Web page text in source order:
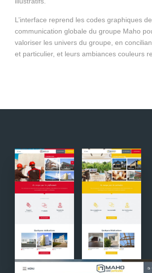
L’interface reprend les codes graphiques
communication globale du groupe Maho
valoriser les univers du groupe, en
et particulier, et leurs ambiances couleurs